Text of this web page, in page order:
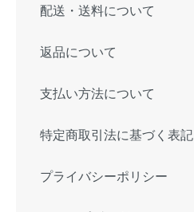
配送・送料について
返品について
支払い方法について
特定商取引法に基づく表記
プライバシーポリシー